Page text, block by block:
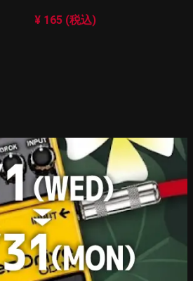
¥ 165 (税込)